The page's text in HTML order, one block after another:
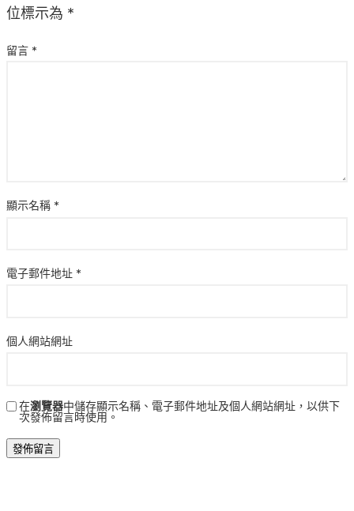
位標示為 *
留言 *
顯示名稱 *
電子郵件地址 *
個人網站網址
在瀏覽器中儲存顯示名稱、電子郵件地址及個人網站網址，以供下
次發佈留言時使用。